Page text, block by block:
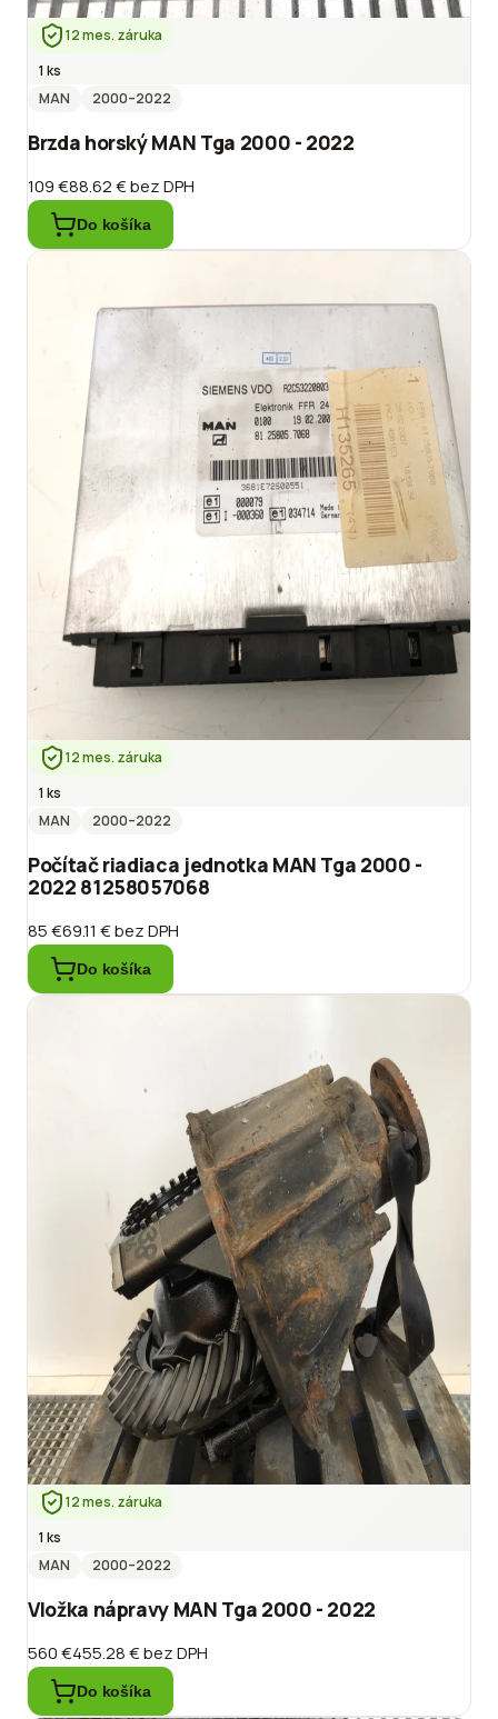
12 mes. záruka
1 ks
MAN
2000–2022
Brzda horský MAN Tga 2000 - 2022
109 €88.62 €bez DPH
Do košíka
12 mes. záruka
1 ks
MAN
2000–2022
Počítač riadiaca jednotka MAN Tga 2000 -
2022 81258057068
85 €69.11 €bez DPH
Do košíka
12 mes. záruka
1 ks
MAN
2000–2022
Vložka nápravy MAN Tga 2000 - 2022
560 €455.28 €bez DPH
Do košíka